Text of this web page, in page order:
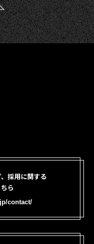
採用に関する
ら
contact/